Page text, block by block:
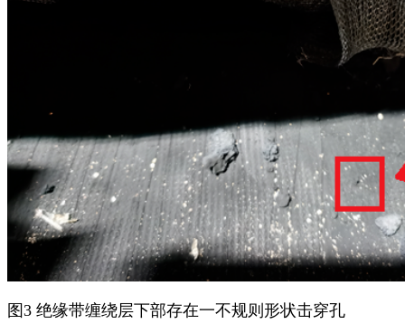
图3 绝缘带缠绕层下部存在一不规则形状击穿孔